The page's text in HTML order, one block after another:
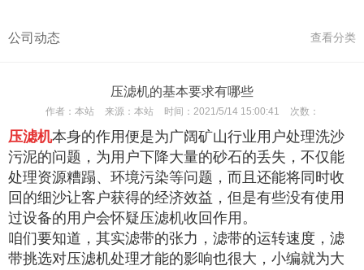
公司动态 查看分类
压滤机的基本要求有哪些
作者： 本站 来源： 本站 时间： 2021/5/14 15:00:41 次数：
压滤机本身的作用便是为广阔矿山行业用户处理洗沙
污泥的问题，为用户下降大量的砂石的丢失，不仅能
处理资源糟蹋、环境污染等问题，而且还能将同时收
回的细沙让客户获得的经济效益，但是有些没有使用
过设备的用户会怀疑压滤机收回作用。
咱们要知道，其实滤带的张力，滤带的运转速度，滤
带挑选对压滤机处理才能的影响也很大，小编就为大